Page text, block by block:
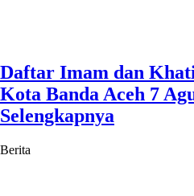
Daftar Imam dan
Kota Banda Aceh 7
Selengkapnya
Berita